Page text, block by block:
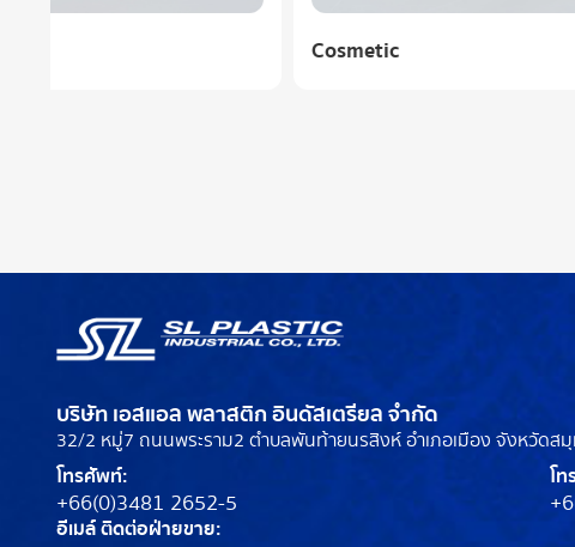
บริษัท เอสแอล พลาสติก อินดัสเตรียล จำกัด
32/2 หมู่7 ถนนพระราม2 ตำบลพันท้ายนรสิงห์ อำเภอเมือง จังหวัดสมุ
โทรศัพท์:
+66(0)3481 2652-5
โท
อีเมล์ ติดต่อฝ่ายขาย: